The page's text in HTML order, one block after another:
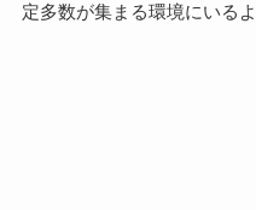
定多数が集まる環境にいる